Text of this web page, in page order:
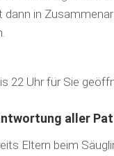
dann in
22 Uhr für Sie
aller
Eltern beim